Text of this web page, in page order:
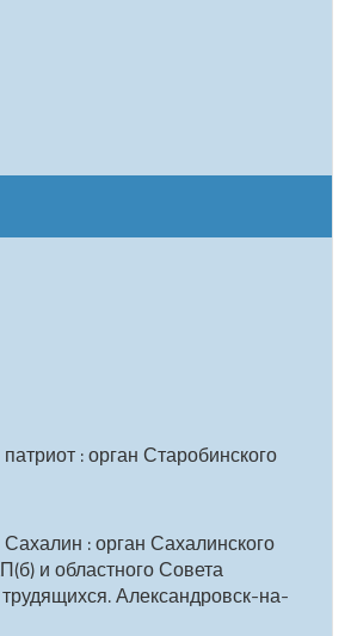
: орган Старобинского
: орган Сахалинского
и областного Совета
Александровск-на-